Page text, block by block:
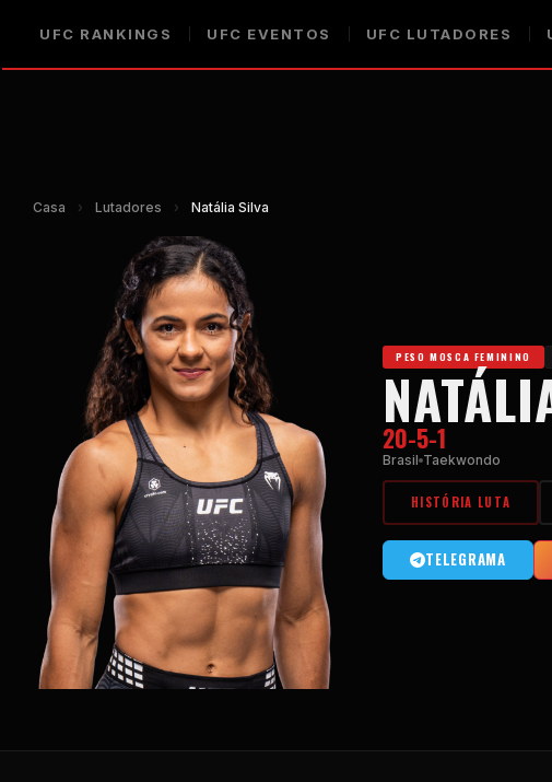
UFC RANKINGS UFC EVENTOS UFC LUTADORES
Casa › Lutadores › Natália Silva
PESO MOSCA FEMININO
20-5-1
Brasil Taekwondo
HISTÓRIA LUTA
TELEGRAMA